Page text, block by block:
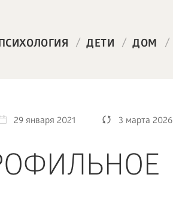
/ ДЕТИ / ДОМ /
29 января 2021 3 марта 2026